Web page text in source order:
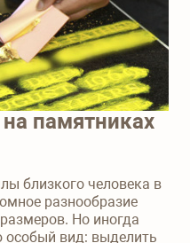
памятниках
близкого человека в
разнообразие
Но иногда
особый вид: выделить